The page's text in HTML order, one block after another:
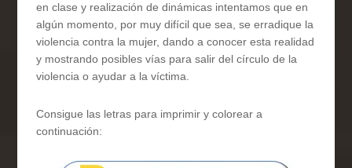
en clase y realización de dinámicas intentamos que en
algún momento, por muy difícil que sea, se erradique la
violencia contra la mujer, dando a conocer esta realidad
y mostrando posibles vías para salir del círculo de la
violencia o ayudar a la víctima.
Consigue las letras para imprimir y colorear a
continuación: